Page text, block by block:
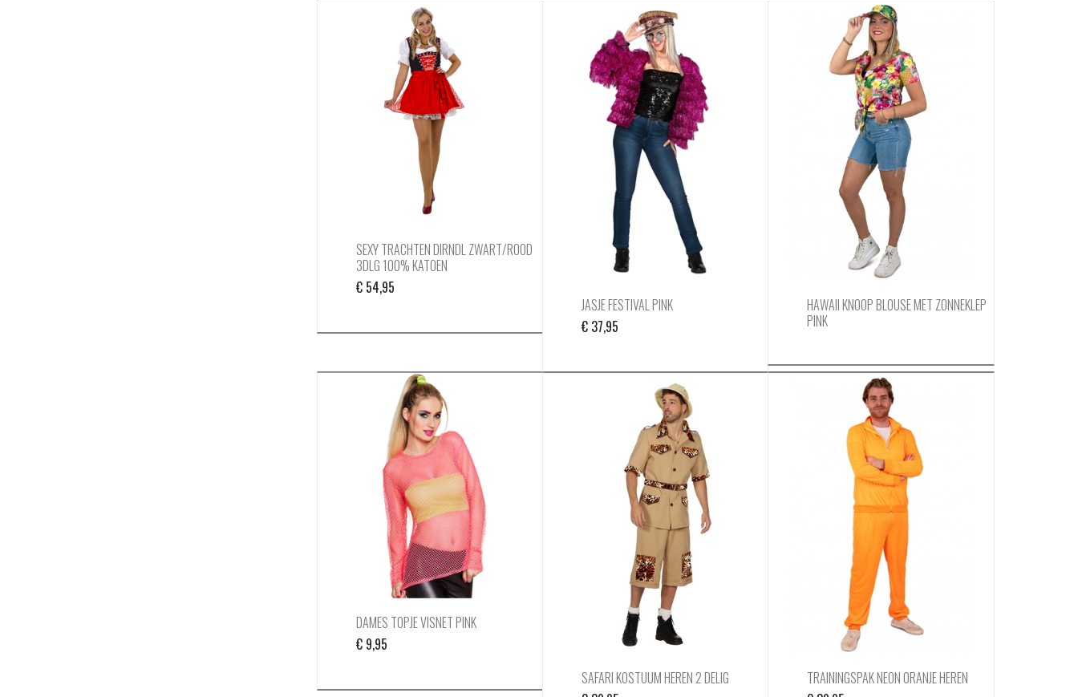
SEXY TRACHTEN DIRNDL ZWART/ROOD
3DLG 100% KATOEN
€54,95
JASJE FESTIVAL PINK
€37,95
HAWAII KNOOP BLOUSE MET ZONNEKLEP
PINK
DAMES TOPJE VISNET PINK
€9,95
SAFARI KOSTUUM HEREN 2 DELIG
TRAININGSPAK NEON ORANJE HEREN